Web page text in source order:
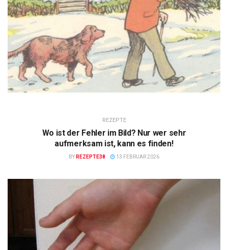
REZEPTE
Wo ist der Fehler im Bild? Nur wer sehr
aufmerksam ist, kann es finden!
BY REZEPTE38 13 FEBRUAR 2026